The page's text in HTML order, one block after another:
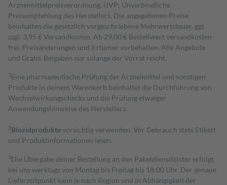
Arzneimittelpreisverordnung. UVP: Unverbindliche
Preisempfehlung des Herstellers. Die angegebenen Preise
beinhalten die gesetzlich vorgeschriebene Mehrwertsteuer, ggf.
zzgl. 3,95 € Versandkosten. Ab 29,00 € Bestell­wert versand­kosten­
frei. Preisänderungen und Irrtümer vorbehalten. Alle Angebote
und Gratis-Beigaben nur solange der Vorrat reicht.
1 Eine pharmazeutische Prüfung der Arzneimittel und sonstigen
Produkte in deinem Warenkorb beinhaltet die Durchführung von
Wechselwirkungschecks und die Prüfung etwaiger
Anwendungshinweise des Herstellers.
2Biozidproduktevorsichtig verwenden. Vor Gebrauch stets Etikett
und Produktinformationen lesen.
3Die Übergabe deiner Bestellung an den Paketdienstleister erfolgt
bei uns werktags von Montag bis Freitag bis 18:00 Uhr. Der genaue
Lieferzeitpunkt kann je nach Region und in Abhängigkeit der